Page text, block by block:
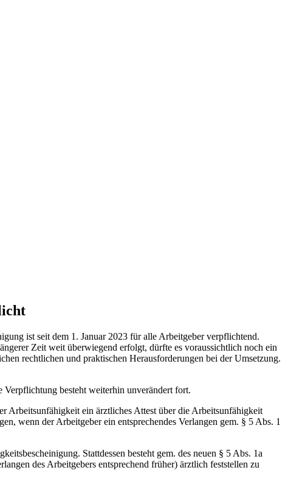
ist seit dem 1. Januar 2023 für alle Arbeitgeber verpflichtend.
Zeit weit überwiegend erfolgt, dürfte es voraussichtlich noch ein
rechtlichen und praktischen Herausforderungen bei der Umsetzung.
besteht weiterhin unverändert fort.
Arbeitsunfähigkeit ein ärztliches Attest über die Arbeitsunfähigkeit
wenn der Arbeitgeber ein entsprechendes Verlangen gem. § 5 Abs. 1
Stattdessen besteht gem. des neuen § 5 Abs. 1a
des Arbeitgebers entsprechend früher) ärztlich feststellen zu